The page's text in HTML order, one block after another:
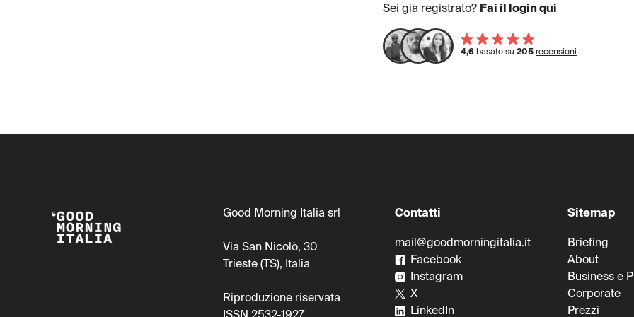
Sei già registrato? Fai il login qui
4,6 basato su 205 recensioni
Good Morning Italia srl
Via San Nicolò, 30
Trieste (TS), Italia
Riproduzione riservata
Contatti
mail@goodmorningitalia.it
Facebook
Instagram
X
LinkedIn
Sitemap
Briefing
About
Business e
Corporate
Prezzi